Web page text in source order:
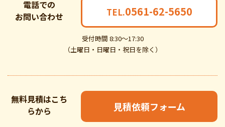
電話での
お問い合わせ
受付時間 8:30～17:30
（土曜日・日曜日・祝日を除く）
TEL.0561-62-5650
無料見積はこち
らから
見積依頼フォーム